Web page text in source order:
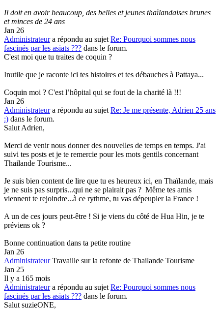
Il doit en avoir beaucoup, des belles et jeunes thaïlandaises brunes
et minces de 24 ans
Jan 26
Administrateura répondu au sujet Re: Pourquoi sommes nous
fascinés par les asiats ??? dans le forum.
C'est moi que tu traites de coquin ?
Inutile que je raconte ici tes histoires et tes débauches à Pattaya...
Coquin moi ? C'est l’hôpital qui se fout de la charité là !!!
Jan 26
Administrateura répondu au sujet Re: Je me présente, Adrien 25 ans
:) dans le forum.
Salut Adrien,
Merci de venir nous donner des nouvelles de temps en temps. J'ai
suivi tes posts et je te remercie pour les mots gentils concernant
Thailande Tourisme...
Je suis bien content de lire que tu es heureux ici, en Thaïlande, mais
je ne suis pas surpris...qui ne se plairait pas ? Même tes amis
viennent te rejoindre...à ce rythme, tu vas dépeupler la France !
A un de ces jours peut-être ! Si je viens du côté de Hua Hin, je te
préviens ok ?
Bonne continuation dans ta petite routine
Jan 26
AdministrateurTravaille sur la refonte de Thailande Tourisme
Jan 25
Il y a 165 mois
Administrateura répondu au sujet Re: Pourquoi sommes nous
fascinés par les asiats ??? dans le forum.
Salut suzieONE,